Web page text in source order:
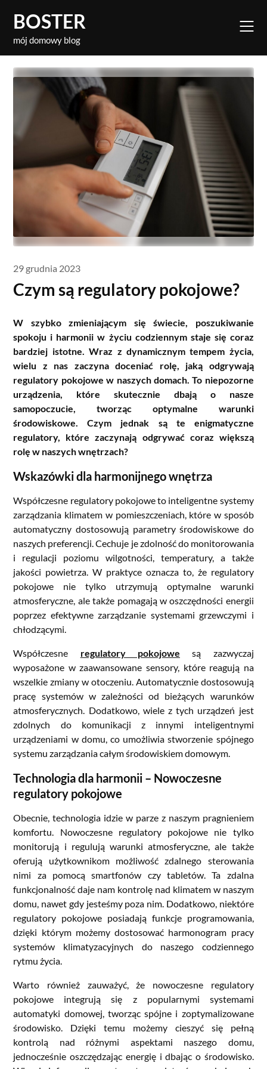
content
BOSTER
mój domowy blog
29 grudnia 2023
Czym są regulatory pokojowe?
W szybko zmieniającym się świecie, poszukiwanie
spokoju i harmonii w życiu codziennym staje się coraz
bardziej istotne. Wraz z dynamicznym tempem życia,
wielu z nas zaczyna doceniać rolę, jaką odgrywają
regulatory pokojowe w naszych domach. To niepozorne
urządzenia, które skutecznie dbają o nasze
samopoczucie, tworząc optymalne warunki
środowiskowe. Czym jednak są te enigmatyczne
regulatory, które zaczynają odgrywać coraz większą
rolę w naszych wnętrzach?
Wskazówki dla harmonijnego wnętrza
Współczesne regulatory pokojowe to inteligentne systemy
zarządzania klimatem w pomieszczeniach, które w sposób
automatyczny dostosowują parametry środowiskowe do
naszych preferencji. Cechuje je zdolność do monitorowania
i regulacji poziomu wilgotności, temperatury, a także
jakości powietrza. W praktyce oznacza to, że regulatory
pokojowe nie tylko utrzymują optymalne warunki
atmosferyczne, ale także pomagają w oszczędności energii
poprzez efektywne zarządzanie systemami grzewczymi i
chłodzącymi.
Współczesne regulatory pokojowe są zazwyczaj
wyposażone w zaawansowane sensory, które reagują na
wszelkie zmiany w otoczeniu. Automatycznie dostosowują
pracę systemów w zależności od bieżących warunków
atmosferycznych. Dodatkowo, wiele z tych urządzeń jest
zdolnych do komunikacji z innymi inteligentnymi
urządzeniami w domu, co umożliwia stworzenie spójnego
systemu zarządzania całym środowiskiem domowym.
Technologia dla harmonii – Nowoczesne
regulatory pokojowe
Obecnie, technologia idzie w parze z naszym pragnieniem
komfortu. Nowoczesne regulatory pokojowe nie tylko
monitorują i regulują warunki atmosferyczne, ale także
oferują użytkownikom możliwość zdalnego sterowania
nimi za pomocą smartfonów czy tabletów. Ta zdalna
funkcjonalność daje nam kontrolę nad klimatem w naszym
domu, nawet gdy jesteśmy poza nim. Dodatkowo, niektóre
regulatory pokojowe posiadają funkcje programowania,
dzięki którym możemy dostosować harmonogram pracy
systemów klimatyzacyjnych do naszego codziennego
rytmu życia.
Warto również zauważyć, że nowoczesne regulatory
pokojowe integrują się z popularnymi systemami
automatyki domowej, tworząc spójne i zoptymalizowane
środowisko. Dzięki temu możemy cieszyć się pełną
kontrolą nad różnymi aspektami naszego domu,
jednocześnie oszczędzając energię i dbając o środowisko.